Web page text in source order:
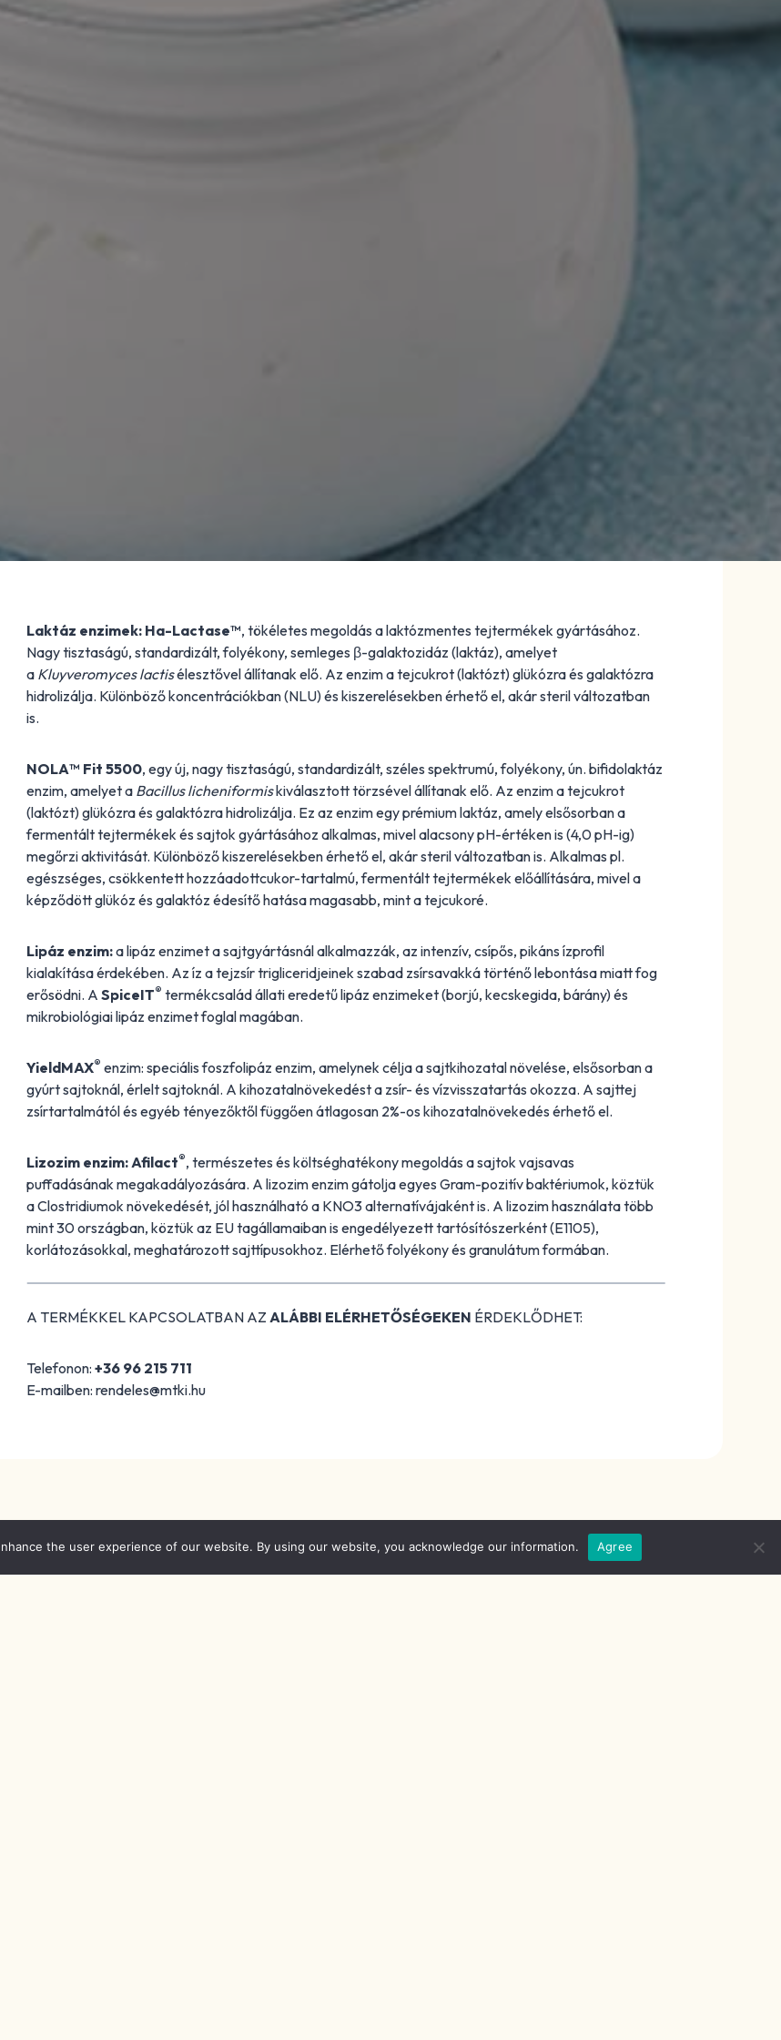
Laktáz enzimek: Ha-Lactase™, tökéletes megoldás a laktózmentes tejtermékek gyártásához.
Nagy tisztaságú, standardizált, folyékony, semleges β-galaktozidáz (laktáz), amelyet
a Kluyveromyces lactisélesztővel állítanak elő. Az enzim a tejcukrot (laktózt) glükózra és galaktózra
hidrolizálja. Különböző koncentrációkban (NLU) és kiszerelésekben érhető el, akár steril változatban
is.
NOLA™ Fit 5500, egy új, nagy tisztaságú, standardizált, széles spektrumú, folyékony, ún. bifidolaktáz
enzim, amelyet a Bacillus licheniformiskiválasztott törzsével állítanak elő. Az enzim a tejcukrot
(laktózt) glükózra és galaktózra hidrolizálja. Ez az enzim egy prémium laktáz, amely elsősorban a
fermentált tejtermékek és sajtok gyártásához alkalmas, mivel alacsony pH-értéken is (4,0 pH-ig)
megőrzi aktivitását. Különböző kiszerelésekben érhető el, akár steril változatban is. Alkalmas pl.
egészséges, csökkentett hozzáadottcukor-tartalmú, fermentált tejtermékek előállítására, mivel a
képződött glükóz és galaktóz édesítő hatása magasabb, mint a tejcukoré.
Lipáz enzim:a lipáz enzimet a sajtgyártásnál alkalmazzák, az intenzív, csípős, pikáns ízprofil
kialakítása érdekében. Az íz a tejzsír trigliceridjeinek szabad zsírsavakká történő lebontása miatt fog
erősödni. ASpiceIT® termékcsalád állati eredetű lipáz enzimeket (borjú, kecskegida, bárány) és
mikrobiológiai lipáz enzimet foglal magában.
YieldMAX® enzim: speciális foszfolipáz enzim, amelynek célja a sajtkihozatal növelése, elsősorban a
gyúrt sajtoknál, érlelt sajtoknál. A kihozatalnövekedést a zsír- és vízvisszatartás okozza. A sajttej
zsírtartalmától és egyéb tényezőktől függően átlagosan 2%-os kihozatalnövekedés érhető el.
Lizozim enzim: Afilact®, természetes és költséghatékony megoldás a sajtok vajsavas
puffadásának megakadályozására. A lizozim enzim gátolja egyes Gram-pozitív baktériumok, köztük
a Clostridiumok növekedését, jól használható a KNO3 alternatívájaként is. A lizozim használata több
mint 30 országban, köztük az EU tagállamaiban is engedélyezett tartósítószerként (E1105),
korlátozásokkal, meghatározott sajttípusokhoz. Elérhető folyékony és granulátum formában.
A TERMÉKKEL KAPCSOLATBAN AZ ALÁBBI ELÉRHETŐSÉGEKEN ÉRDEKLŐDHET:
Telefonon:+36 96 215 711
E-mailben: rendeles@mtki.hu
the user experience of our website. By using our website, you acknowledge our information. Agree